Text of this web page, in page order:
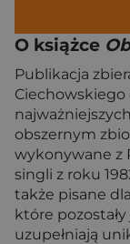
O książce
Publikacja
Ciechowskiego
obszernym
wykonywane z
singli z roku
także pisane
które pozostały
uzupełniają